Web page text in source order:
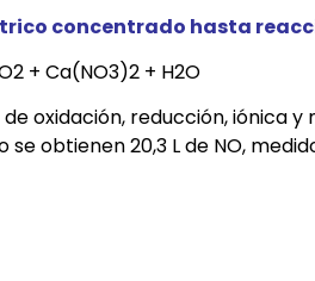
concentrado hasta
+ Ca(NO3)2 + H2O
oxidación, reducción, iónica y
obtienen 20,3 L de NO,